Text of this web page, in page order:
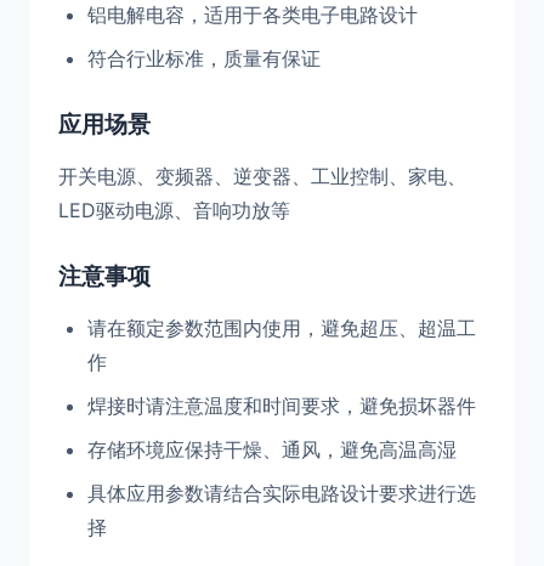
铝电解电容，适用于各类电子电路设计
符合行业标准，质量有保证
应用场景
开关电源、变频器、逆变器、工业控制、家电、
LED驱动电源、音响功放等
注意事项
请在额定参数范围内使用，避免超压、超温工
作
焊接时请注意温度和时间要求，避免损坏器件
存储环境应保持干燥、通风，避免高温高湿
具体应用参数请结合实际电路设计要求进行选
择